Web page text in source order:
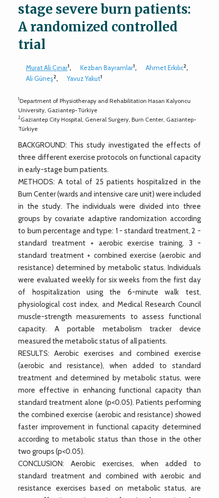
stage severe burn patients:
A randomized controlled
trial
Murat Ali Çınar1, Kezban Bayramlar1, Ahmet Erkılıc2,
Ali Güneş2, Yavuz Yakut1
1Department of Physiotherapy and Rehabilitation Hasan Kalyoncu
University, Gaziantep-Türkiye
2Gaziantep City Hospital, General Surgery, Burn Center, Gaziantep-
Türkiye
BACKGROUND: This study investigated the effects of
three different exercise protocols on functional capacity
in early-stage burn patients.
METHODS: A total of 25 patients hospitalized in the
Burn Center (wards and intensive care unit) were included
in the study. The individuals were divided into three
groups by covariate adaptive randomization according
to burn percentage and type: 1 - standard treatment, 2 -
standard treatment + aerobic exercise training, 3 -
standard treatment + combined exercise (aerobic and
resistance) determined by metabolic status. Individuals
were evaluated weekly for six weeks from the first day
of hospitalization using the 6-minute walk test,
physiological cost index, and Medical Research Council
muscle-strength measurements to assess functional
capacity. A portable metabolism tracker device
measured the metabolic status of all patients.
RESULTS: Aerobic exercises and combined exercise
(aerobic and resistance), when added to standard
treatment and determined by metabolic status, were
more effective in enhancing functional capacity than
standard treatment alone (p<0.05). Patients performing
the combined exercise (aerobic and resistance) showed
faster improvement in functional capacity determined
according to metabolic status than those in the other
two groups (p<0.05).
CONCLUSION: Aerobic exercises, when added to
standard treatment and combined with aerobic and
resistance exercises based on metabolic status, are